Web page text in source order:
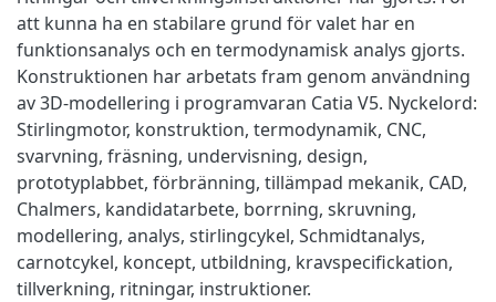
att kunna ha en stabilare grund för valet har en
funktionsanalys och en termodynamisk analys gjorts.
Konstruktionen har arbetats fram genom användning
av 3D-modellering i programvaran Catia V5. Nyckelord:
Stirlingmotor, konstruktion, termodynamik, CNC,
svarvning, fräsning, undervisning, design,
prototyplabbet, förbränning, tillämpad mekanik, CAD,
Chalmers, kandidatarbete, borrning, skruvning,
modellering, analys, stirlingcykel, Schmidtanalys,
carnotcykel, koncept, utbildning, kravspecifickation,
tillverkning, ritningar, instruktioner.